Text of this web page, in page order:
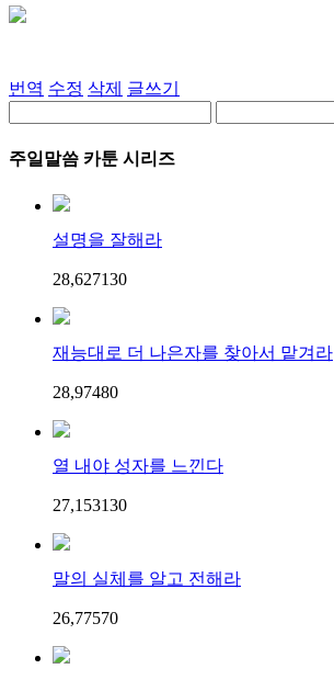
번역 수정 삭제 글쓰기
주일말씀 카툰 시리즈
설명을 잘해라
28,627130
재능대로 더 나은자를 찾아서 맡겨라
28,97480
열 내야 성자를 느낀다
27,153130
말의 실체를 알고 전해라
26,77570